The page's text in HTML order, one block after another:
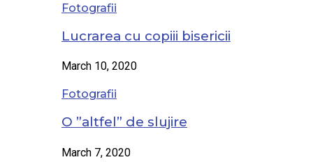
Fotografii
Lucrarea cu copiii bisericii
March 10, 2020
Fotografii
O ”altfel” de slujire
March 7, 2020